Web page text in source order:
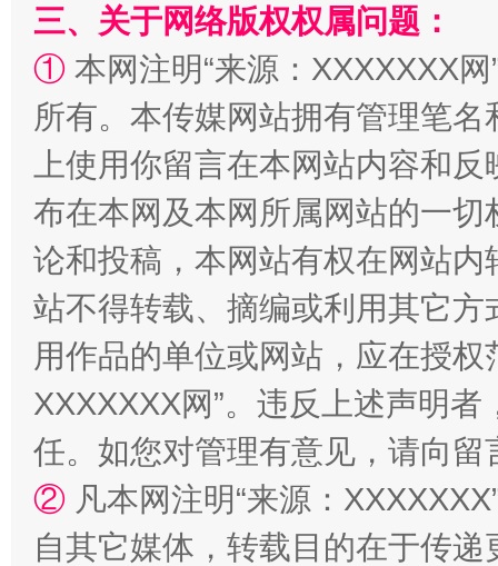
扯下公款旅游的“隐身衣” 如何以
三、关于网络版权权属问题：
① 本网注明“来源：XXXXXXX
所有。本传媒网站拥有管理笔
上使用你留言在本网站内容和
布在本网及本网所属网站的一
论和投稿，本网站有权在网站
站不得转载、摘编或利用其它
用作品的单位或网站，应在授
XXXXXXX网”。违反上述声明
任。如您对管理有意见，请向
② 凡本网注明“来源：
自其它媒体，转载目的在于传